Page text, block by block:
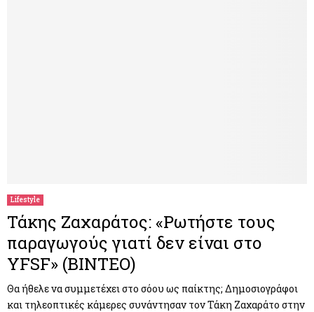
Lifestyle
Τάκης Ζαχαράτος: «Ρωτήστε τους
παραγωγούς γιατί δεν είναι στο
YFSF» (ΒΙΝΤΕΟ)
Θα ήθελε να συμμετέχει στο σόου ως παίκτης; Δημοσιογράφοι
και τηλεοπτικές κάμερες συνάντησαν τον Τάκη Ζαχαράτο στην